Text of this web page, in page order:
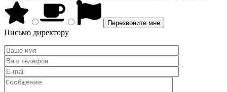
Письмо директору